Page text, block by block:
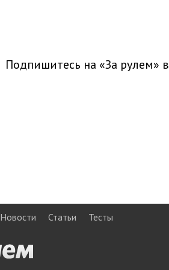
Подпишитесь на «За рулем» в
Новости Статьи Тесты